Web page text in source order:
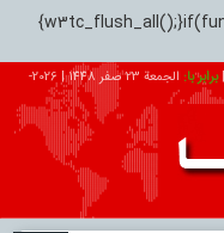
برابر با: الجمعة 23 صفر 1448 |
2026-
تبلیغات درباره ما ارتباط با ما